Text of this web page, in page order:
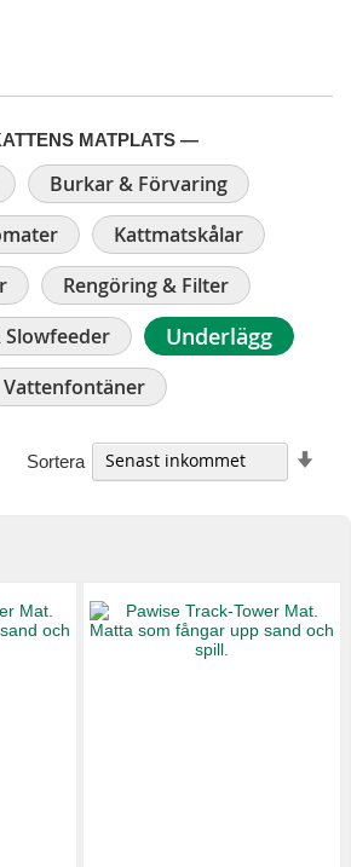
MATPLATS —
Burkar & Förvaring
Kattmatskålar
Rengöring & Filter
Underlägg
Vattenfontäner
Sortera